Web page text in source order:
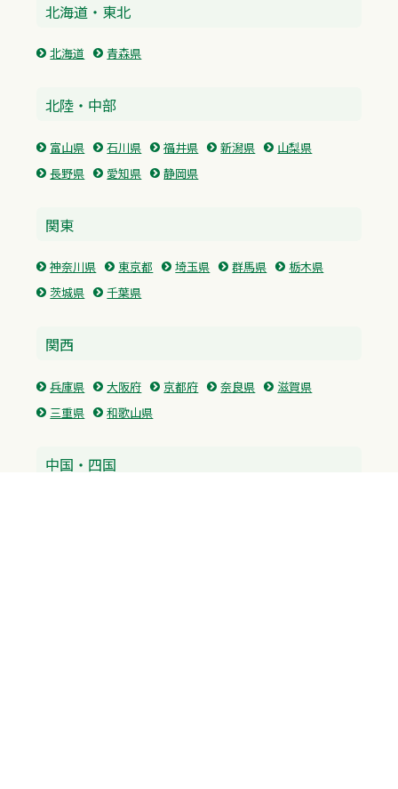
北海道・東北
北海道 青森県
北陸・中部
富山県 石川県 福井県 新潟県
山梨県
長野県
愛知県 静岡県
関東
神奈川県 東京都 埼玉県 群馬県
栃木県
茨城県
千葉県
関西
兵庫県 大阪府 京都府 奈良県
滋賀県
三重県
和歌山県
中国・四国